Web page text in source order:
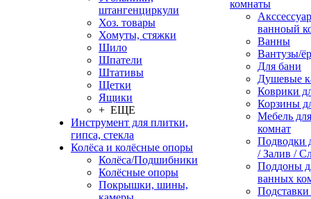
штангенциркули
Хоз. товары
Хомуты, стяжки
Шило
Шпатели
Штативы
Щетки
Ящики
+ ЕЩЕ
Инструмент для плитки,
гипса, стекла
Колёса и колёсные опоры
Колёса/Подшибники
Колёсные опоры
Покрышки, шины,
комнаты
ванноый
Ванны
Вантузы/
Для бани
Душевые
Коврики
Корзины
Мебель
комнат
Подводки
/ Залив /
Поддоны
ванных